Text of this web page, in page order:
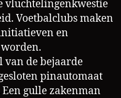
vluchtelingenkwestie
Voetbalclubs maken
en
van de bejaarde
pinautomaat
gulle zakenman